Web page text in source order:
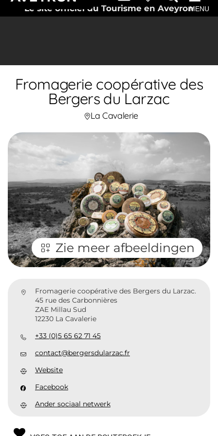
Le site officiel du Tourisme en AveyronMENU
Fromagerie coopérative des
Bergers du Larzac
La Cavalerie
Zie meer afbeeldingen
Fromagerie coopérative des Bergers du Larzac.
45 rue des Carbonnières
ZAE Millau Sud
12230 La Cavalerie
+33 (0)5 65 62 71 45
contact@bergersdularzac.fr
Website
Facebook
Ander sociaal netwerk